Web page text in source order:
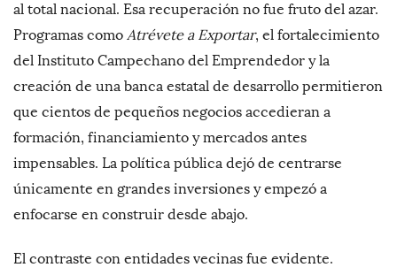
al total nacional. Esa recuperación no fue fruto del azar.
Programas como Atrévete a Exportar, el fortalecimiento
del Instituto Campechano del Emprendedor y la
creación de una banca estatal de desarrollo permitieron
que cientos de pequeños negocios accedieran a
formación, financiamiento y mercados antes
impensables. La política pública dejó de centrarse
únicamente en grandes inversiones y empezó a
enfocarse en construir desde abajo.
El contraste con entidades vecinas fue evidente.